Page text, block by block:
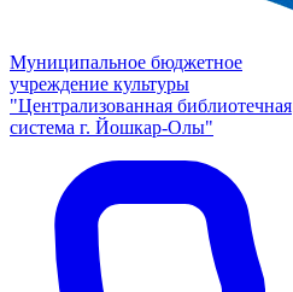
Муниципальное бюджетное
учреждение культуры
"Централизованная библиотечная
система г. Йошкар-Олы"